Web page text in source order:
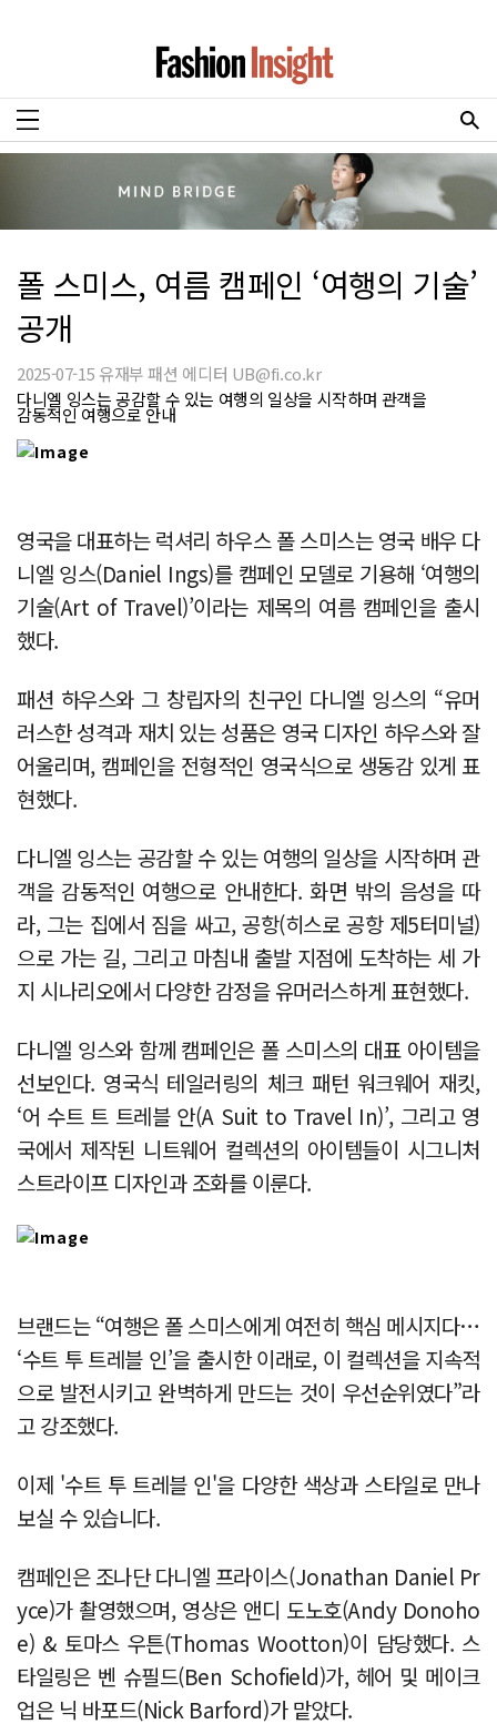
폴 스미스, 여름 캠페인 ‘여행의 기술’
공개
2025-07-15 유재부 패션 에디터 UB@fi.co.kr
다니엘 잉스는 공감할 수 있는 여행의 일상을 시작하며 관객을
감동적인 여행으로 안내
영국을 대표하는 럭셔리 하우스 폴 스미스는 영국 배우 다
니엘 잉스(Daniel Ings)를 캠페인 모델로 기용해 ‘여행의
기술(Art of Travel)’이라는 제목의 여름 캠페인을 출시
했다.
패션 하우스와 그 창립자의 친구인 다니엘 잉스의 “유머
러스한 성격과 재치 있는 성품은 영국 디자인 하우스와 잘
어울리며, 캠페인을 전형적인 영국식으로 생동감 있게 표
현했다.
다니엘 잉스는 공감할 수 있는 여행의 일상을 시작하며 관
객을 감동적인 여행으로 안내한다. 화면 밖의 음성을 따
라, 그는 집에서 짐을 싸고, 공항(히스로 공항 제5터미널)
으로 가는 길, 그리고 마침내 출발 지점에 도착하는 세 가
지 시나리오에서 다양한 감정을 유머러스하게 표현했다.
다니엘 잉스와 함께 캠페인은 폴 스미스의 대표 아이템을
선보인다. 영국식 테일러링의 체크 패턴 워크웨어 재킷,
‘어 수트 트 트레블 안(A Suit to Travel In)’, 그리고 영
국에서 제작된 니트웨어 컬렉션의 아이템들이 시그니처
스트라이프 디자인과 조화를 이룬다.
브랜드는 “여행은 폴 스미스에게 여전히 핵심 메시지다…
‘수트 투 트레블 인’을 출시한 이래로, 이 컬렉션을 지속적
으로 발전시키고 완벽하게 만드는 것이 우선순위였다”라
고 강조했다.
이제 '수트 투 트레블 인'을 다양한 색상과 스타일로 만나
보실 수 있습니다.
캠페인은 조나단 다니엘 프라이스(Jonathan Daniel Pr
yce)가 촬영했으며, 영상은 앤디 도노호(Andy Donoho
e) & 토마스 우튼(Thomas Wootton)이 담당했다. 스
타일링은 벤 슈필드(Ben Schofield)가, 헤어 및 메이크
업은 닉 바포드(Nick Barford)가 맡았다.